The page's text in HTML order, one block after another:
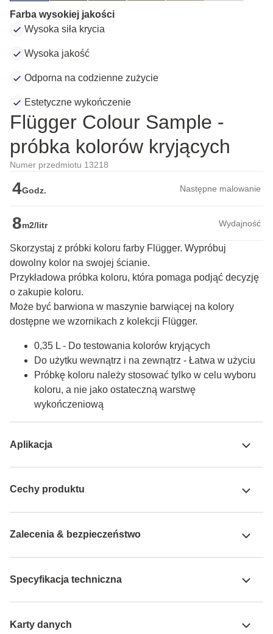
Farba wysokiej jakości
Wysoka siła krycia
Wysoka jakość
Odporna na codzienne zużycie
Estetyczne wykończenie
Flügger Colour Sample -
próbka kolorów kryjących
Numer przedmiotu 13218
4Godz. Następne malowanie
8m2/litr Wydajność
Skorzystaj z próbki koloru farby Flügger. Wypróbuj
dowolny kolor na swojej ścianie.
Przykładowa próbka koloru, która pomaga podjąć decyzję
o zakupie koloru.
Może być barwiona w maszynie barwiącej na kolory
dostępne we wzornikach z kolekcji Flügger.
0,35 L - Do testowania kolorów kryjących
Do użytku wewnątrz i na zewnątrz - Łatwa w użyciu
Próbkę koloru należy stosować tylko w celu wyboru
koloru, a nie jako ostateczną warstwę
wykończeniową
Aplikacja
Cechy produktu
Zalecenia & bezpieczeństwo
Specyfikacja techniczna
Karty danych